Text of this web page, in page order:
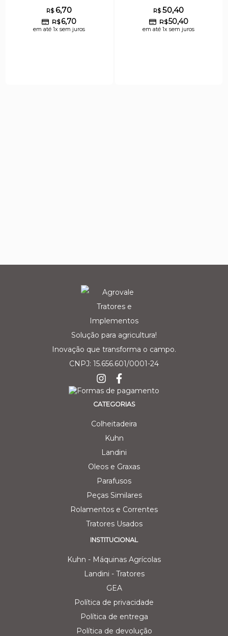
R$6,70
R$6,70
em até 1x sem juros
R$50,40
R$50,40
em até 1x sem juros
Solução para agricultura!
Inovação que transforma o campo.
CNPJ: 15.656.601/0001-24
CATEGORIAS
Colheitadeira
Kuhn
Landini
Oleos e Graxas
Parafusos
Peças Similares
Rolamentos e Correntes
Tratores Usados
INSTITUCIONAL
Kuhn - Máquinas Agrícolas
Landini - Tratores
GEA
Política de privacidade
Política de entrega
Política de devolução